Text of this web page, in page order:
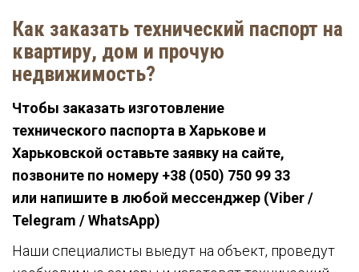
Как заказать технический паспорт на
квартиру, дом и прочую
недвижимость?
Чтобы заказать изготовление
технического паспорта в Харькове и
Харьковской оставьте заявку на сайте,
позвоните по номеру +38 (050) 750 99 33
или напишите в любой мессенджер (Viber /
Telegram / WhatsApp)
Наши специалисты выедут на объект, проведут